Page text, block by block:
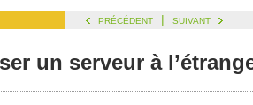
PRÉCÉDENT | SUIVANT
un serveur à